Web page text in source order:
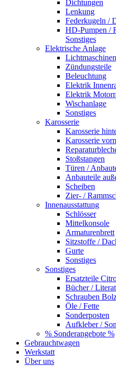
Dichtungen
Lenkung
Federkugeln /
HD-Pumpen /
Sonstiges
Elektrische Anlage
Zündungsteile
Beleuchtung
Elektrik
Elektrik
Wischanlage
Sonstiges
Karosserie
Karosserie
Karosserie
Stoßstangen
Türen /
Anbauteile
Scheiben
Zier- /
Innenausstattung
Schlösser
Mittelkonsole
Armaturenbrett
Sitzstoffe /
Gurte
Sonstiges
Sonstiges
Ersatzteile
Bücher /
Schrauben
Öle / Fette
Sonderposten
Aufkleber /
% Sonderangebote %
Gebrauchtwagen
Werkstatt
Über uns